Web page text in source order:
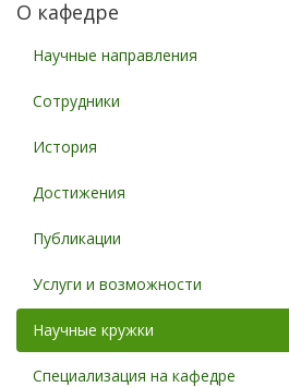
О кафедре
Научные направления
Сотрудники
История
Достижения
Публикации
Услуги и возможности
Научные кружки
Специализация на кафедре